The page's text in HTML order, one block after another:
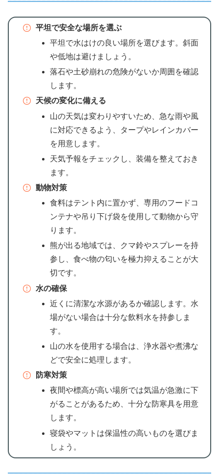
平坦で安全な場所を選ぶ
平坦で水はけの良い場所を選びます。斜面
や低地は避けましょう。
落石や土砂崩れの危険がないか周囲を確認
します。
天候の変化に備える
山の天気は変わりやすいため、急な雨や風
に対応できるよう、タープやレインカバー
を用意します。
天気予報をチェックし、装備を整えておき
ます。
動物対策
食料はテント内に置かず、専用のフードコ
ンテナや吊り下げ袋を使用して動物から守
ります。
熊が出る地域では、クマ鈴やスプレーを持
参し、食べ物の匂いを極力抑えることが大
切です。
水の確保
近くに清潔な水源があるか確認します。水
場がない場合は十分な飲料水を持参しま
す。
山の水を使用する場合は、浄水器や煮沸な
どで安全に処理します。
防寒対策
夜間や標高が高い場所では気温が急激に下
がることがあるため、十分な防寒具を用意
します。
寝袋やマットは保温性の高いものを選びま
しょう。